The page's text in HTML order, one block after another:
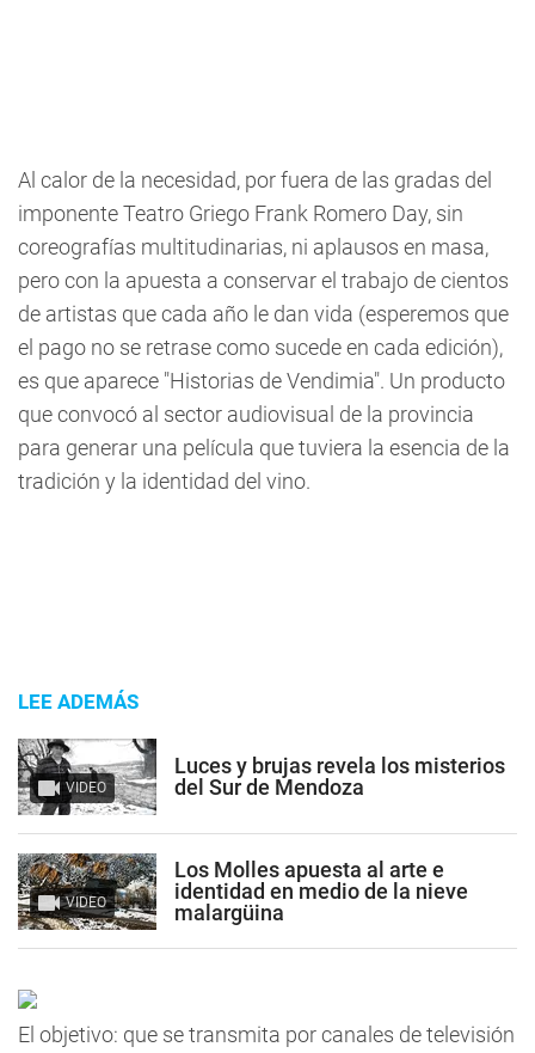
Al calor de la necesidad, por fuera de las gradas del
imponente Teatro Griego Frank Romero Day, sin
coreografías multitudinarias, ni aplausos en masa,
pero con la apuesta a conservar el trabajo de cientos
de artistas que cada año le dan vida (esperemos que
el pago no se retrase como sucede en cada edición),
es que aparece "Historias de Vendimia". Un producto
que convocó al sector audiovisual de la provincia
para generar una película que tuviera la esencia de la
tradición y la identidad del vino.
LEE ADEMÁS
VIDEO
Luces y brujas revela los misterios
del Sur de Mendoza
VIDEO
Los Molles apuesta al arte e
identidad en medio de la nieve
malargüina
El objetivo: que se transmita por canales de televisión